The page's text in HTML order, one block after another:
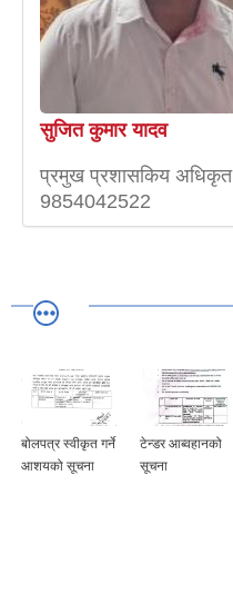
सुजित कुमार यादव
प्रमुख प्रशासकिय अधिकृत
9854042522
बोलपत्र स्वीकृत गर्ने
आशयको सूचना
टेन्डर आब्वहानको
सूचना